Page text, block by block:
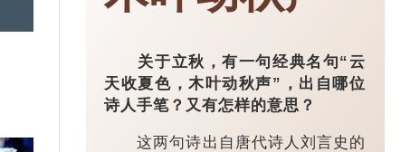
关于立秋，有一句经典名句“云
天收夏色，木叶动秋声”，出自哪位
诗人手笔？又有怎样的意思？
这两句诗出自唐代诗人刘言史的